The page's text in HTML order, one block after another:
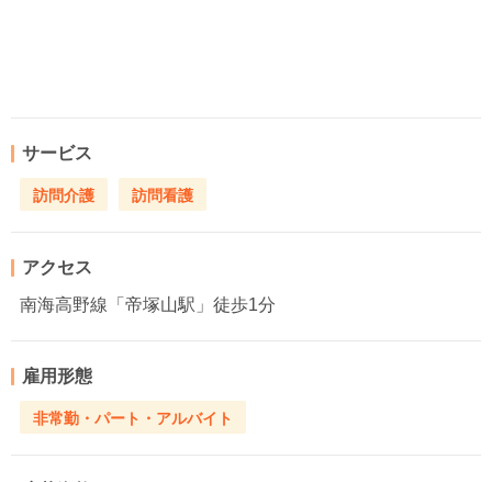
サービス
訪問介護 訪問看護
アクセス
南海高野線「帝塚山駅」徒歩1分
雇用形態
非常勤・パート・アルバイト